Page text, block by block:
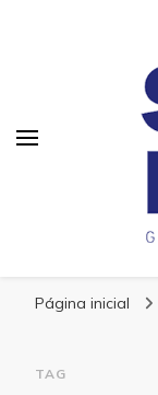
Página inicial
TAG